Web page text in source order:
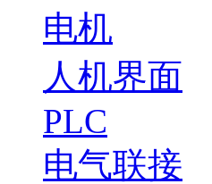
电机
人机界面
PLC
电气联接